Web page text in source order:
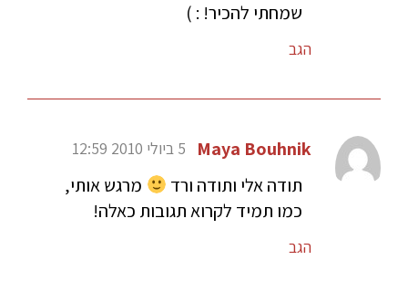
שמחתי להכיר! : )
הגב
Maya Bouhnik 5 ביולי 2010 12:59
תודה אלי ותודה ורד
מרגש אותי,
כמו תמיד לקרוא תגובות כאלה!
הגב